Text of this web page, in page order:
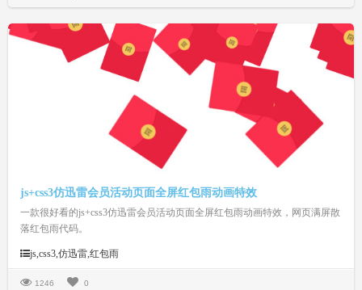
js+css3仿迅雷会员活动页面全屏红包雨动画特效
一款很好看的js+css3仿迅雷会员活动页面全屏红包雨动画特效，网页满屏散
落红包雨代码。
js,css3,仿迅雷,红包雨
1246 0